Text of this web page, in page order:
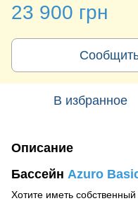
23 900 грн
В избранное
Описание
Бассейн Azuro
Хотите иметь